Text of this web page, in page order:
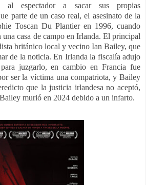
espectador a sacar sus propias
parte de un caso real, el asesinato de la
Toscan Du Plantier en 1996, cuando
una casa de campo en Irlanda. El principal
británico local y vecino Ian Bailey, que
de la noticia. En Irlanda la fiscalía adujo
juzgarlo, en cambio en Francia fue
ser la víctima una compatriota, y Bailey
que la justicia irlandesa no aceptó,
murió en 2024 debido a un infarto.